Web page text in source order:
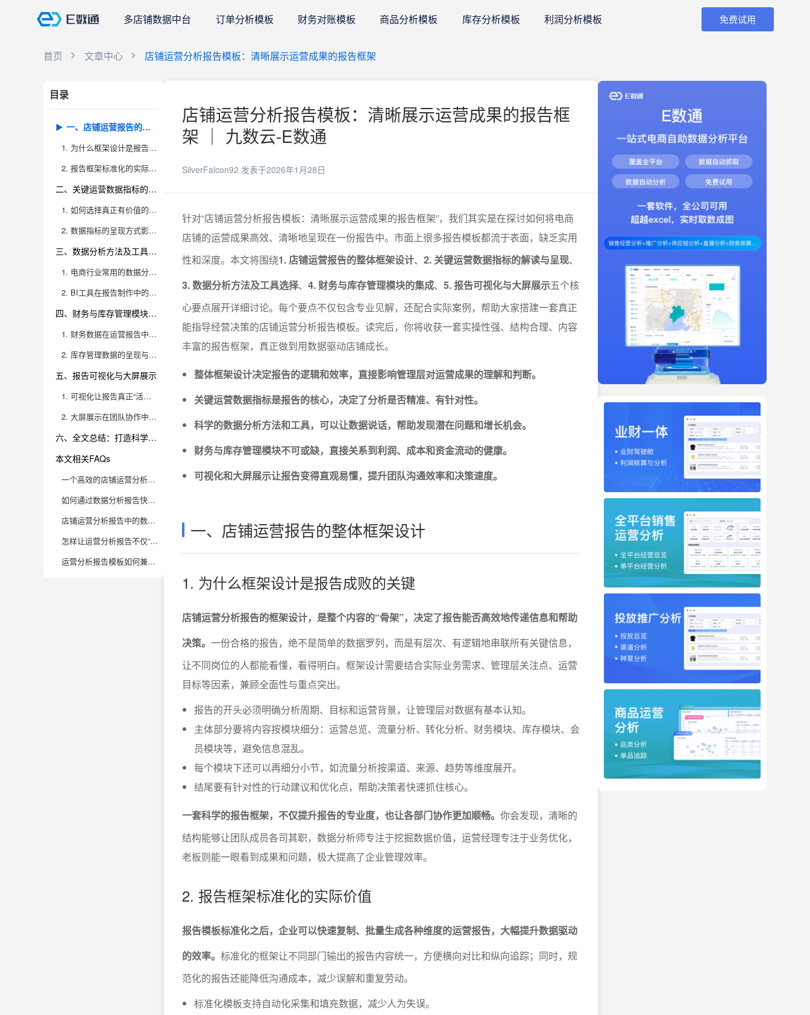
多店铺数据中台 订单分析模板 财务对账模板 商品分析模板 库存分析模板 利润分析模板 免费试用
首页 文章中心 店铺运营分析报告模板：清晰展示运营成果的报告框架
目录
一、店铺运营报告的整体框架设计
1. 为什么框架设计是报告成败的关键
2. 报告框架标准化的实际价值
二、关键运营数据指标的解读与呈现
1. 如何选择真正有价值的运营指标
2. 数据指标的呈现方式影响决策效率
三、数据分析方法及工具选择
1. 电商行业常用的数据分析方法
2. BI工具在报告制作中的作用
四、财务与库存管理模块的集成
1. 财务数据在运营报告中的作用
2. 库存管理数据的呈现与分析
五、报告可视化与大屏展示
1. 可视化让报告真正“活起来”
2. 大屏展示在团队协作中的作用
六、全文总结：打造科学高效的店铺运营分析报告模板
本文相关FAQs
一个高效的店铺运营分析报告模板应该包含哪些核心板块？
如何通过数据分析报告快速识别店铺运营的薄弱环节？
店铺运营分析报告中的数据可视化应该怎么做才能一目了然？
怎样让运营分析报告不仅“好看”还“好用”，真正辅助业务增长？
运营分析报告模板如何兼顾细节与全局，满足不同管理层的需求？
店铺运营分析报告模板：清晰展示运营成果的报告框
架 ｜ 九数云-E数通
SilverFalcon92 发表于2026年1月28日
针对“店铺运营分析报告模板：清晰展示运营成果的报告框架”，我们其实是在探讨如何将电商
店铺的运营成果高效、清晰地呈现在一份报告中。市面上很多报告模板都流于表面，缺乏实用
性和深度。本文将围绕1. 店铺运营报告的整体框架设计、 2. 关键运营数据指标的解读与呈现、
3. 数据分析方法及工具选择、 4. 财务与库存管理模块的集成、 5. 报告可视化与大屏展示五个核
心要点展开详细讨论。每个要点不仅包含专业见解，还配合实际案例，帮助大家搭建一套真正
能指导经营决策的店铺运营分析报告模板。读完后，你将收获一套实操性强、结构合理、内容
丰富的报告框架，真正做到用数据驱动店铺成长。
整体框架设计决定报告的逻辑和效率，直接影响管理层对运营成果的理解和判断。
关键运营数据指标是报告的核心，决定了分析是否精准、有针对性。
科学的数据分析方法和工具，可以让数据说话，帮助发现潜在问题和增长机会。
财务与库存管理模块不可或缺，直接关系到利润、成本和资金流动的健康。
可视化和大屏展示让报告变得直观易懂，提升团队沟通效率和决策速度。
一、店铺运营报告的整体框架设计
1. 为什么框架设计是报告成败的关键
店铺运营分析报告的框架设计，是整个内容的“骨架”，决定了报告能否高效地传递信息和帮助
决策。 一份合格的报告，绝不是简单的数据罗列，而是有层次、有逻辑地串联所有关键信息，
让不同岗位的人都能看懂，看得明白。框架设计需要结合实际业务需求、管理层关注点、运营
目标等因素，兼顾全面性与重点突出。
报告的开头必须明确分析周期、目标和运营背景，让管理层对数据有基本认知。
主体部分要将内容按模块细分：运营总览、流量分析、转化分析、财务模块、库存模块、会
员模块等，避免信息混乱。
每个模块下还可以再细分小节，如流量分析按渠道、来源、趋势等维度展开。
结尾要有针对性的行动建议和优化点，帮助决策者快速抓住核心。
一套科学的报告框架，不仅提升报告的专业度，也让各部门协作更加顺畅。 你会发现，清晰的
结构能够让团队成员各司其职，数据分析师专注于挖掘数据价值，运营经理专注于业务优化，
老板则能一眼看到成果和问题，极大提高了企业管理效率。
2. 报告框架标准化的实际价值
报告模板标准化之后，企业可以快速复制、批量生成各种维度的运营报告，大幅提升数据驱动
的效率。 标准化的框架让不同部门输出的报告内容统一，方便横向对比和纵向追踪；同时，规
范化的报告还能降低沟通成本，减少误解和重复劳动。
标准化模板支持自动化采集和填充数据，减少人为失误。